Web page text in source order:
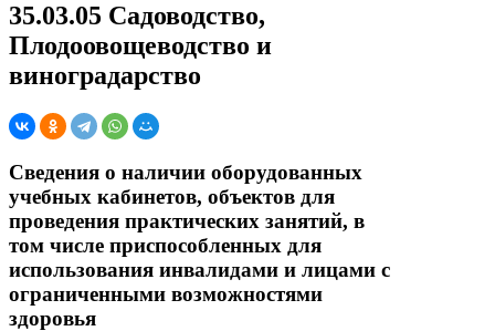
35.03.05 Садоводство,
Плодоовощеводство и
виноградарство
Сведения о наличии оборудованных
учебных кабинетов, объектов для
проведения практических занятий, в
том числе приспособленных для
использования инвалидами и лицами с
ограниченными возможностями
здоровья